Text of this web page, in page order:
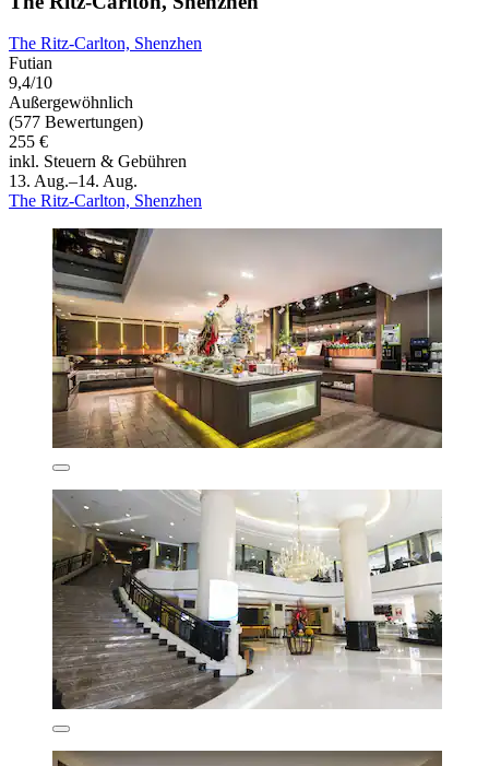
The Ritz-Carlton, Shenzhen
Futian
9,4/10
Außergewöhnlich
(577 Bewertungen)
255 €
inkl. Steuern & Gebühren
13. Aug.–14. Aug.
The Ritz-Carlton, Shenzhen